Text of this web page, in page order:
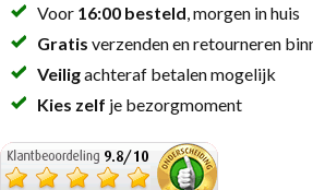
MAG Iconen
Voor 16:00 besteld , morgen in huis
Gratis verzenden en retourneren
Veiligachteraf betalen mogelijk
Kies zelf je bezorgmoment